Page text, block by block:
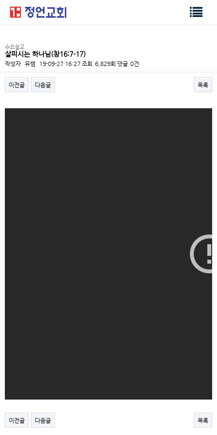
수요설교
살피시는 하나님(창16:7-17)
작성자 유쌤 19-09-27 16:27 조회 6,829회 댓글 0건
이전글 다음글 목록
본문
이전글 다음글 목록